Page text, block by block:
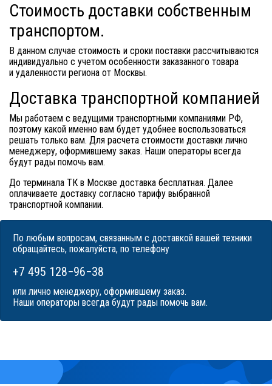
Стоимость доставки собственным
транспортом.
В данном случае стоимость и сроки поставки рассчитываются
индивидуально с учетом особенности заказанного товара
и удаленности региона от Москвы.
Доставка транспортной компанией
Мы работаем с ведущими транспортными компаниями РФ,
поэтому какой именно вам будет удобнее воспользоваться
решать только вам. Для расчета стоимости доставки лично
менеджеру, оформившему заказ. Наши операторы всегда
будут рады помочь вам.
До терминала ТК в Москве доставка бесплатная. Далее
оплачиваете доставку согласно тарифу выбранной
транспортной компании.
По любым вопросам, связанным с доставкой вашей техники
обращайтесь, пожалуйста, по телефону
+7 495 128−96−38
или лично менеджеру, оформившему заказ.
Наши операторы всегда будут рады помочь вам.